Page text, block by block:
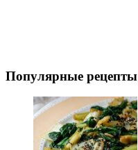
Популярные рецепты